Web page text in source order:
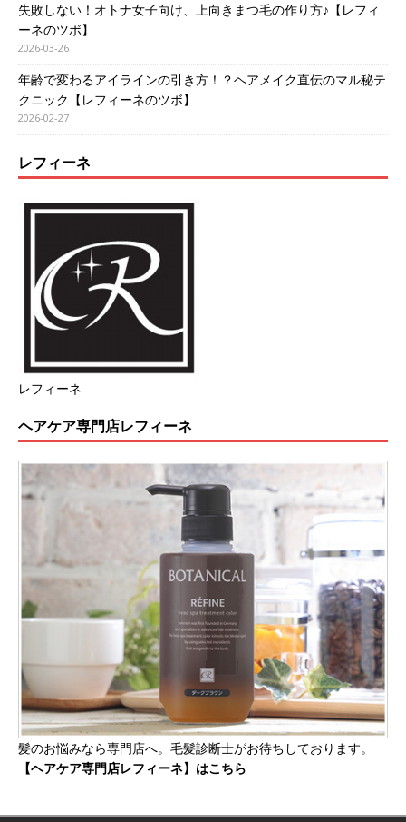
失敗しない！オトナ女子向け、上向きまつ毛の作り方♪【レフィ
ーネのツボ】
2026-03-26
年齢で変わるアイラインの引き方！？ヘアメイク直伝のマル秘テ
クニック【レフィーネのツボ】
2026-02-27
レフィーネ
レフィーネ
ヘアケア専門店レフィーネ
髪のお悩みなら専門店へ。毛髪診断士がお待ちしております。
【ヘアケア専門店レフィーネ】はこちら